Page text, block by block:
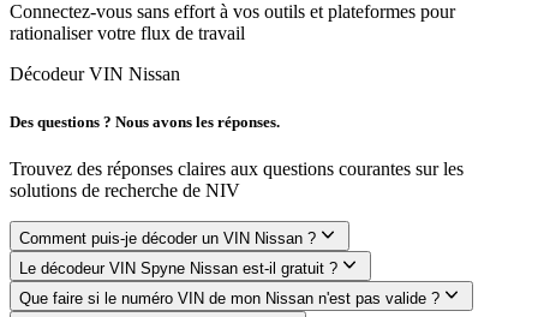
Connectez-vous sans effort à vos outils et plateformes pour
rationaliser votre flux de travail
Décodeur VIN Nissan
Des questions ? Nous avons les réponses.
Trouvez des réponses claires aux questions courantes sur les
solutions de recherche de NIV
Comment puis-je décoder un VIN Nissan ?
Le décodeur VIN Spyne Nissan est-il gratuit ?
Que faire si le numéro VIN de mon Nissan n'est pas valide ?